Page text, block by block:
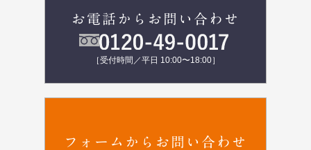
お電話からお問い合わせ
［受付時間／平日 10:00〜18:00］
フォームからお問い合わせ